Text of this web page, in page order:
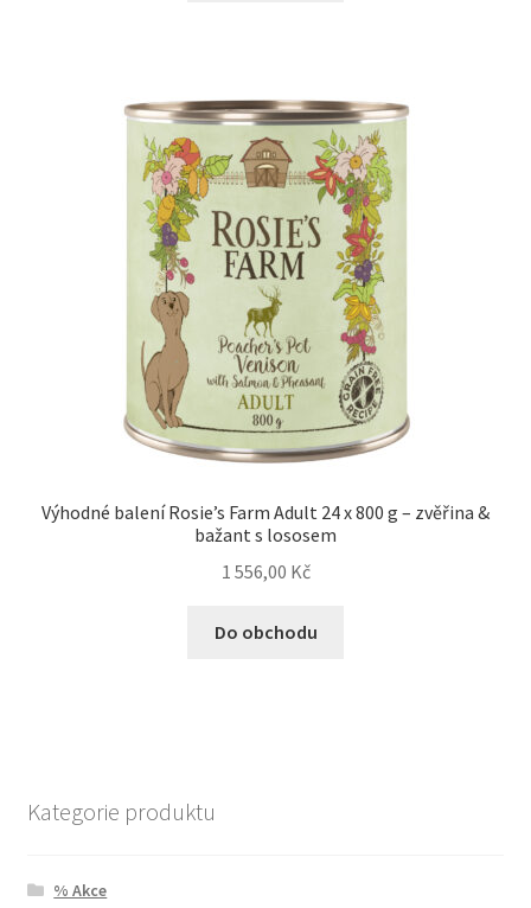
Výhodné balení Rosie’s Farm Adult 24 x 800 g – zvěřina &
bažant s lososem
1 556,00 Kč
Do obchodu
Kategorie produktu
% Akce